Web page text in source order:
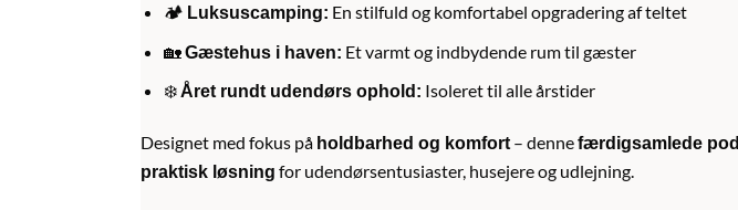
🏕 Luksuscamping: En stilfuld og komfortabel opgradering af teltet
🏡Gæstehus i haven: Et varmt og indbydende rum til gæster
❄️Året rundt udendørs ophold: Isoleret til alle årstider
Designet med fokus på holdbarhed og komfort – dennefærdigsamlede pod
praktisk løsning for udendørsentusiaster, husejere og udlejning.